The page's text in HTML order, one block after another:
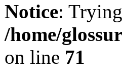
Notice:
/home/
on line 71